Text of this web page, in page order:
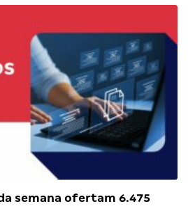
semana ofertam 6.475